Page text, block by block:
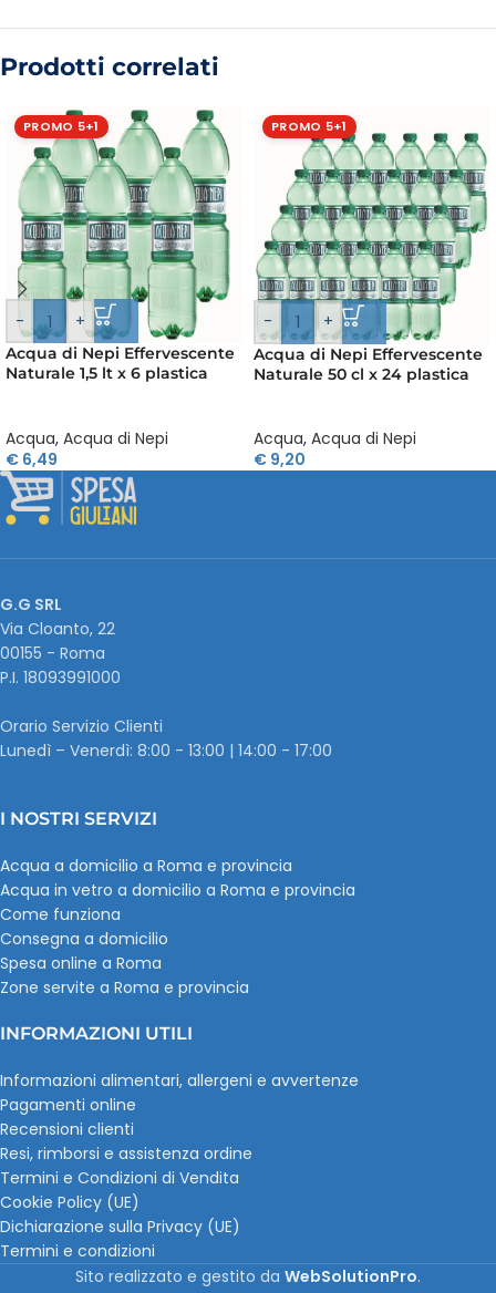
Prodotti correlati
PROMO 5+1
- +
Acqua di Nepi Effervescente
Naturale 1,5 lt x 6 plastica
Acqua, Acqua di Nepi
€ 6,49
PROMO 5+1
- +
Acqua di Nepi Effervescente
Naturale 50 cl x 24 plastica
Acqua, Acqua di Nepi
€ 9,20
G.G SRL
Via Cloanto, 22
00155 - Roma
P.I. ‭18093991000
Orario Servizio Clienti
Lunedì – Venerdì: 8:00 - 13:00 | 14:00 - 17:00
I NOSTRI SERVIZI
Acqua a domicilio a Roma e provincia
Acqua in vetro a domicilio a Roma e provincia
Come funziona
Consegna a domicilio
Spesa online a Roma
Zone servite a Roma e provincia
INFORMAZIONI UTILI
Informazioni alimentari, allergeni e avvertenze
Pagamenti online
Recensioni clienti
Resi, rimborsi e assistenza ordine
Termini e Condizioni di Vendita
Cookie Policy (UE)
Dichiarazione sulla Privacy (UE)
Termini e condizioni
Sito realizzato e gestito da WebSolutionPro.